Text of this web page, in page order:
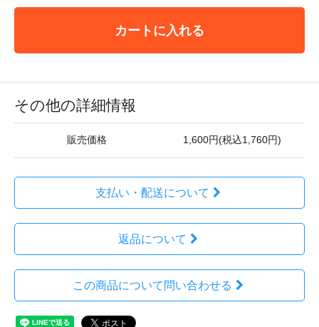
カートに入れる
その他の詳細情報
販売価格 1,600円(税込1,760円)
支払い・配送について
返品について
この商品について問い合わせる